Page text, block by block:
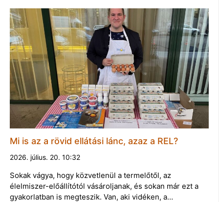
Mi is az a rövid ellátási lánc, azaz a REL?
2026. július. 20. 10:32
Sokak vágya, hogy közvetlenül a termelőtől, az
élelmiszer-előállítótól vásároljanak, és sokan már ezt a
gyakorlatban is megteszik. Van, aki vidéken, a…